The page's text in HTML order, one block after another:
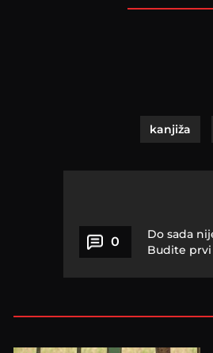
kanjiža
0
Do sada
Budite